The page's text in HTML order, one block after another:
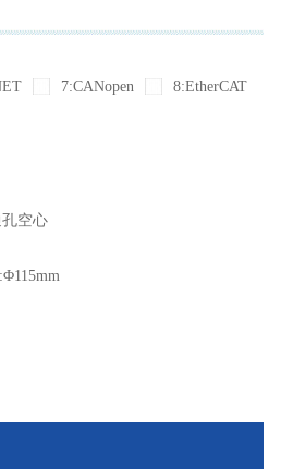
7:CANopen
8:EtherCAT
空心